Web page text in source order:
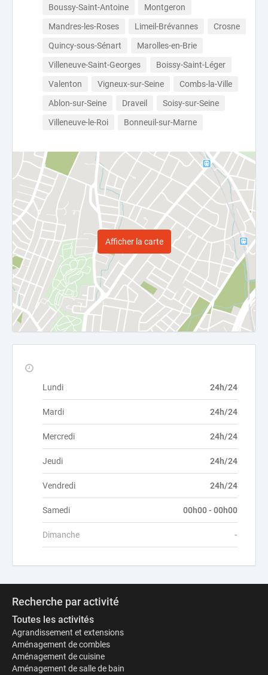
Boussy-Saint-Antoine
Montgeron
Mandres-les-Roses
Limeil-Brévannes
Crosne
Quincy-sous-Sénart
Marolles-en-Brie
Villeneuve-Saint-Georges
Boissy-Saint-Léger
Valenton
Vigneux-sur-Seine
Combs-la-Ville
Ablon-sur-Seine
Draveil
Soisy-sur-Seine
Villeneuve-le-Roi
Bonneuil-sur-Marne
Afficher la carte
Lundi 24h/24
Mardi 24h/24
Mercredi 24h/24
Jeudi 24h/24
Vendredi 24h/24
Samedi 00h00 - 00h00
Dimanche -
Recherche par activité
Toutes les activités
Agrandissement et extensions
Aménagement de combles
Aménagement de cuisine
Aménagement de salle de bain